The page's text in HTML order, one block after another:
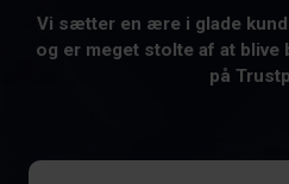
Vi sætter en ære i glade
og er meget stolte af at blive
på